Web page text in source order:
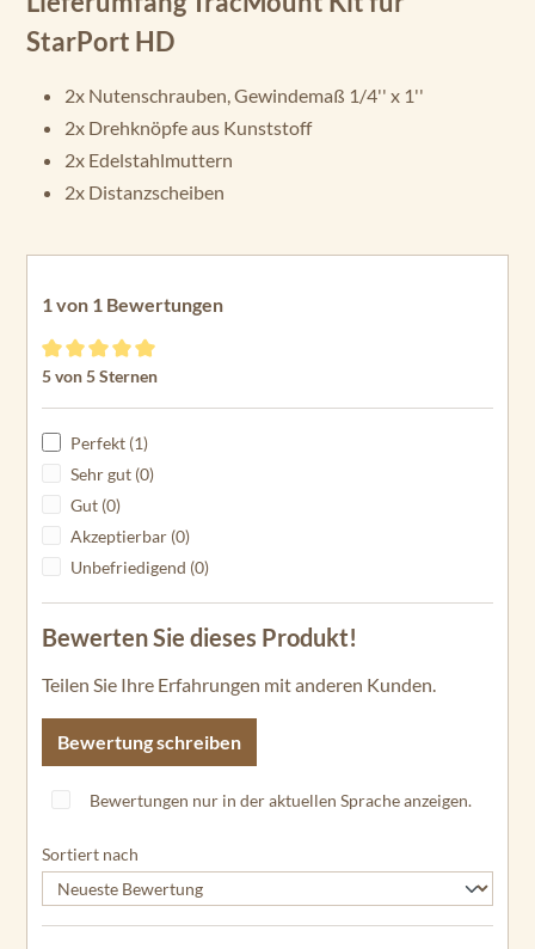
StarPort HD
2x Nutenschrauben, Gewindemaß 1/4'' x 1''
2x Drehknöpfe aus Kunststoff
2x Edelstahlmuttern
2x Distanzscheiben
1 von 1 Bewertungen
Durchschnittliche Bewertung von 5 von 5 Sternen
5 von 5 Sternen
Perfekt (1)
Sehr gut (0)
Gut (0)
Akzeptierbar (0)
Unbefriedigend (0)
Bewerten Sie dieses Produkt!
Teilen Sie Ihre Erfahrungen mit anderen Kunden.
Bewertung schreiben
Bewertungen nur in der aktuellen Sprache anzeigen.
Sortiert nach